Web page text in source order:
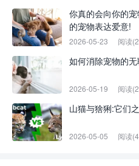
你真的会向你的
的宠物表达爱意!
2026-05-23 阅读
如何消除宠物的
2026-05-19 阅读
山猫与猞猁:它们
2026-05-05 阅读